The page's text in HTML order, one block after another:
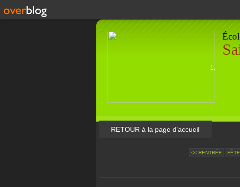
Tél.
RETOUR à la page d'accueil
<< RENTRÉE